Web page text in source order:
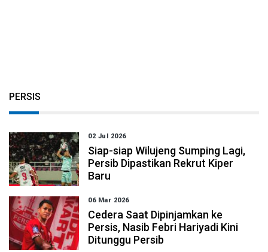
PERSIS
02 Jul 2026
Siap-siap Wilujeng Sumping Lagi,
Persib Dipastikan Rekrut Kiper
Baru
06 Mar 2026
Cedera Saat Dipinjamkan ke
Persis, Nasib Febri Hariyadi Kini
Ditunggu Persib